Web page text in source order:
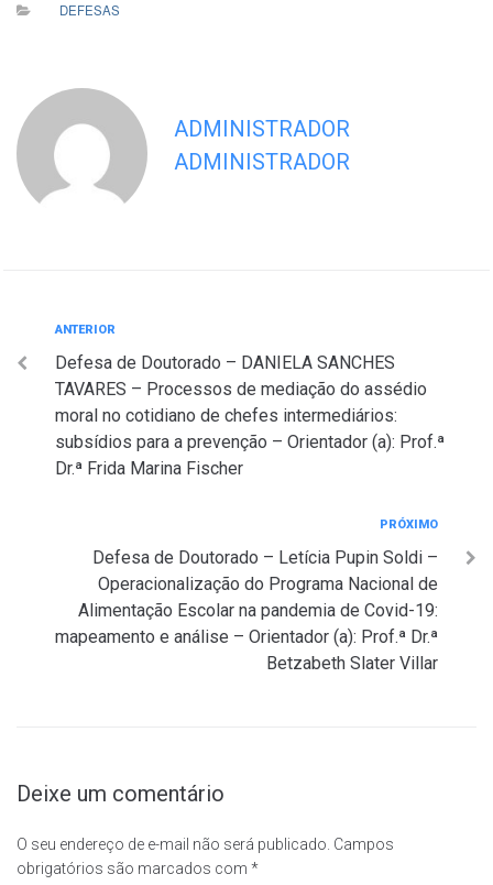
DEFESAS
ADMINISTRADOR
ADMINISTRADOR
Navegação
de
Post
Anterior
ANTERIOR
Defesa de Doutorado – DANIELA SANCHES
TAVARES – Processos de mediação do assédio
moral no cotidiano de chefes intermediários:
subsídios para a prevenção – Orientador (a): Prof.ª
Dr.ª Frida Marina Fischer
PRÓXIMO
Defesa de Doutorado – Letícia Pupin Soldi –
Operacionalização do Programa Nacional de
Alimentação Escolar na pandemia de Covid-19:
mapeamento e análise – Orientador (a): Prof.ª Dr.ª
Betzabeth Slater Villar
Deixe um comentário
O seu endereço de e-mail não será publicado. Campos
obrigatórios são marcados com *